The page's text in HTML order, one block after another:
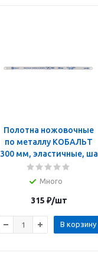
Полотна ножовочные
по металлу КОБАЛЬТ
300 мм, эластичные, ша
Много
315 ₽/шт
В корзину